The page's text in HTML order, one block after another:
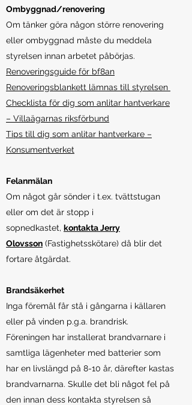
Ombyggnad/renovering
Om tänker göra någon större renovering
eller ombyggnad måste du meddela
styrelsen innan arbetet påbörjas.
Renoveringsguide för bf8an
Renoveringsblankett lämnas till styrelsen
Checklista för dig som anlitar hantverkare
– Villaägarnas riksförbund
Tips till dig som anlitar hantverkare –
Konsumentverket
Felanmälan
Om något går sönder i t.ex. tvättstugan
eller om det är stopp i
sopnedkastet, kontakta Jerry
Olovsson (Fastighetsskötare) då blir det
fortare åtgärdat.
Brandsäkerhet
Inga föremål får stå i gångarna i källaren
eller på vinden p.g.a. brandrisk.
Föreningen har installerat brandvarnare i
samtliga lägenheter med batterier som
har en livslängd på 8-10 år, därefter kastas
brandvarnarna. Skulle det bli något fel på
den innan dess kontakta styrelsen så